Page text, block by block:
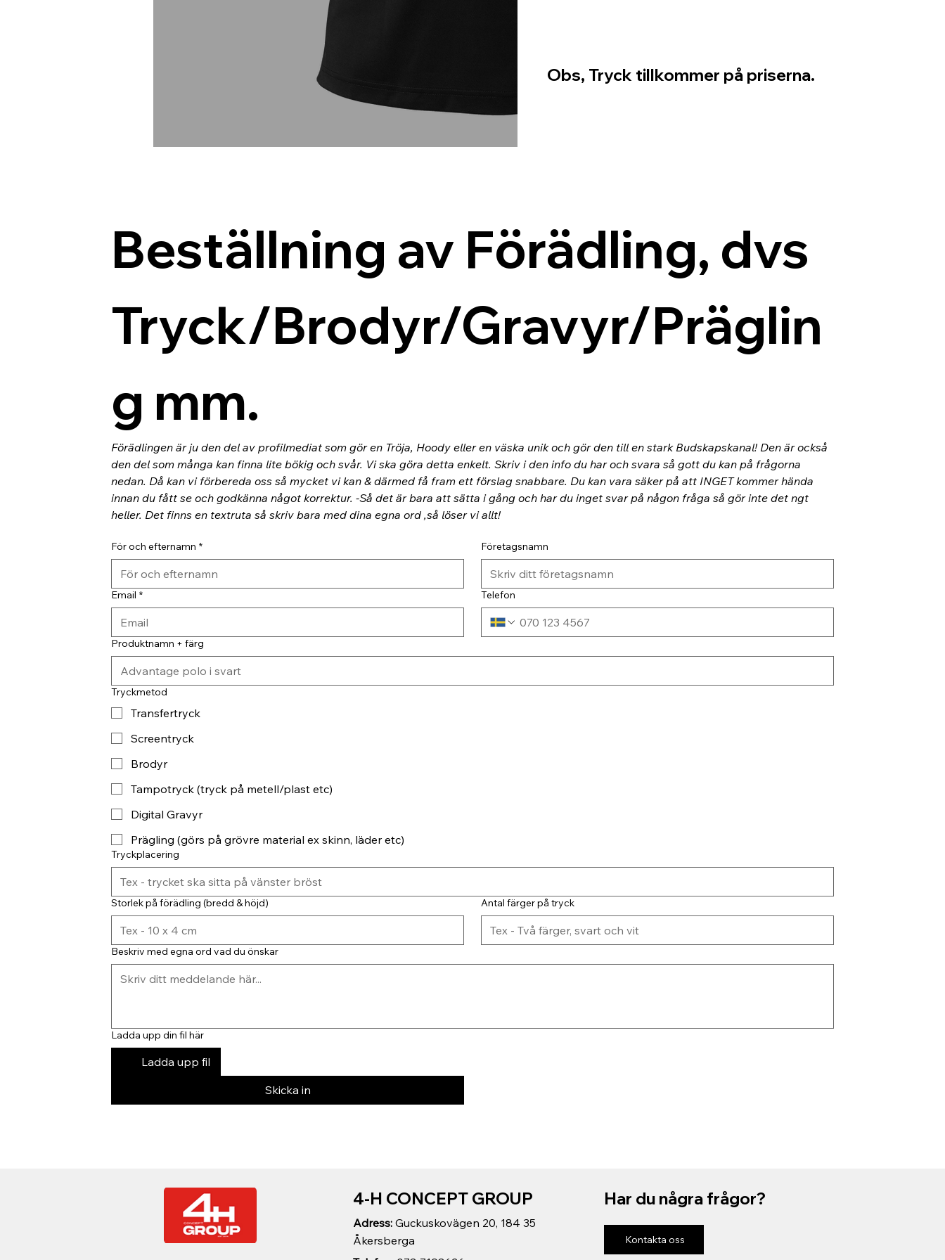
Obs, Tryck tillkommer på priserna.
Beställning av Förädling, dvs
Tryck/Brodyr/Gravyr/Präglin
g mm.
Förädlingen är ju den del av profilmediat som gör en Tröja, Hoody eller en väska unik och gör den till en stark Budskapskanal! Den är också
den del som många kan finna lite bökig och svår. Vi ska göra detta enkelt. Skriv i den info du har och svara så gott du kan på frågorna
nedan. Då kan vi förbereda oss så mycket vi kan & därmed få fram ett förslag snabbare. Du kan vara säker på att INGET kommer hända
innan du fått se och godkänna något korrektur. -Så det är bara att sätta i gång och har du inget svar på någon fråga så gör inte det ngt
heller. Det finns en textruta så skriv bara med dina egna ord ,så löser vi allt!
För och efternamn * Företagsnamn
Email * Telefon
Produktnamn + färg
Tryckmetod
Transfertryck
Screentryck
Brodyr
Tampotryck (tryck på metell/plast etc)
Digital Gravyr
Prägling (görs på grövre material ex skinn, läder etc)
Tryckplacering
Storlek på förädling (bredd & höjd) Antal färger på tryck
Beskriv med egna ord vad du önskar
Ladda upp din fil här
Ladda upp fil
Skicka in
Adress: Guckuskovägen 20, 184 35
Åkersberga
4-H CONCEPT GROUP Har du några frågor?
Kontakta oss